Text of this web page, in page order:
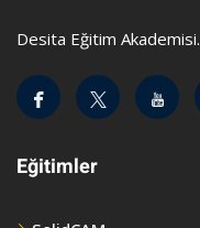
Desita Eğitim Akademisi.
Eğitimler